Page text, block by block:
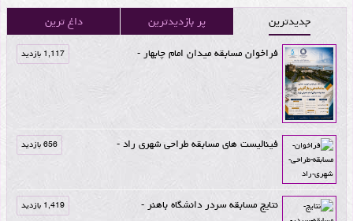
جدیدترین پر بازدیدترین داغ ترین
فراخوان مسابقه میدان امام چابهار - 1,117 بازدید
فینالیست های مسابقه طراحی شهری راد - 656 بازدید
نتایج مسابقه سردر دانشگاه باهنر - 1,419 بازدید